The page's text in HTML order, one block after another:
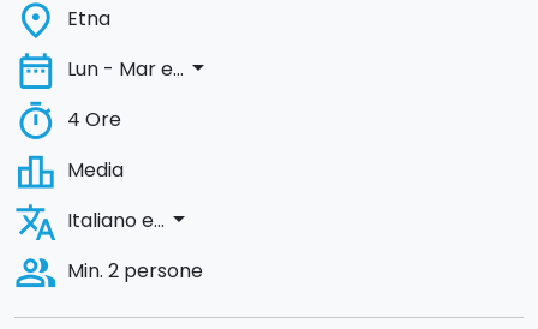
place Etna
date_range Lun - Mar e... arrow_drop_down
timer 4 Ore
leaderboard Media
translate Italiano e... arrow_drop_down
people_alt Min. 2 persone